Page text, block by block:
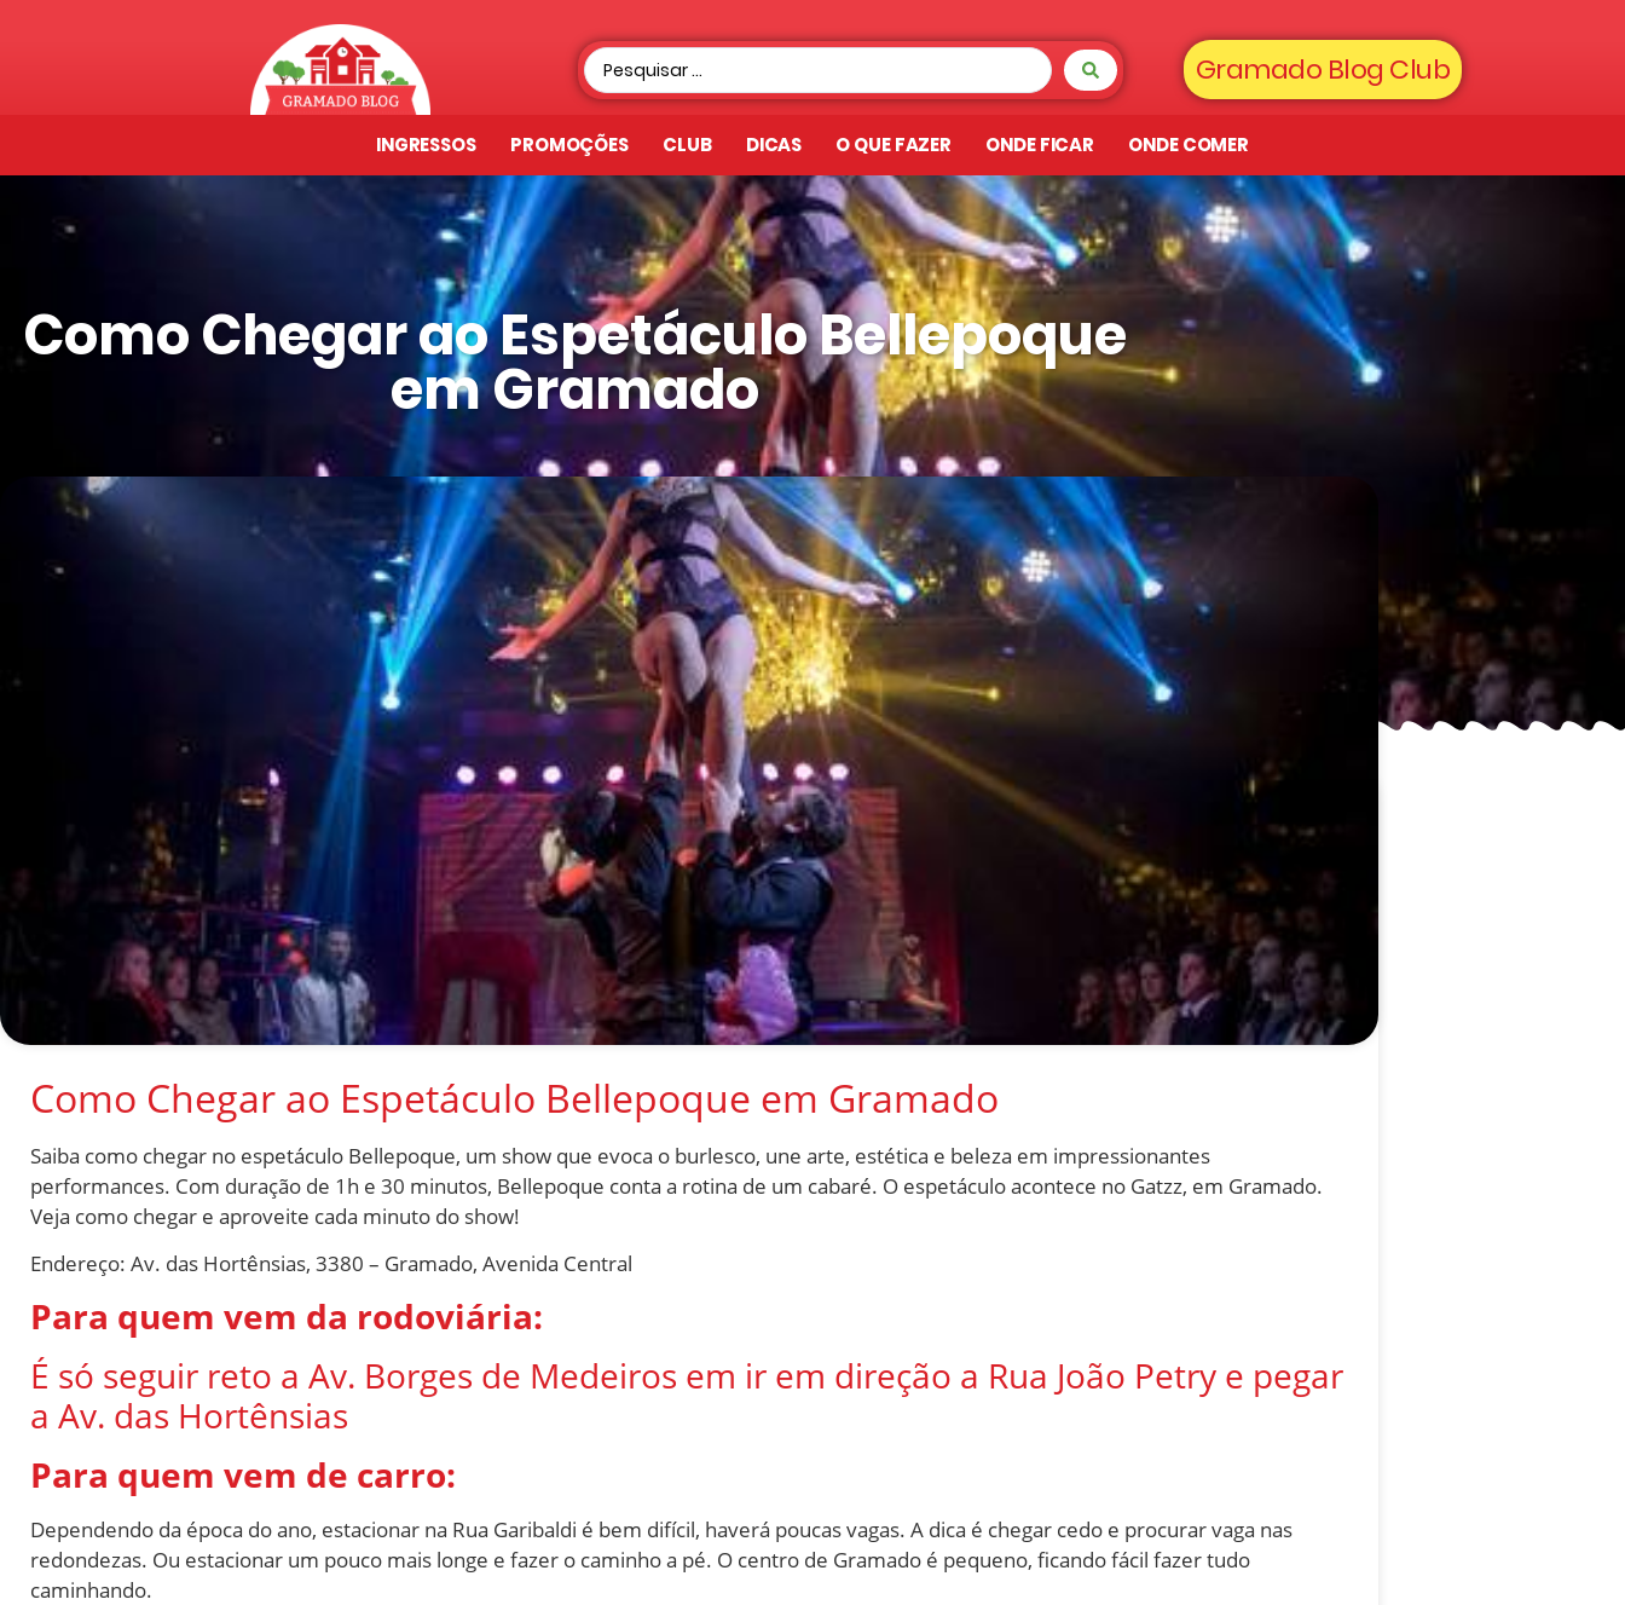
Gramado Blog Club
INGRESSOS PROMOÇÕES CLUB DICAS O QUE FAZER ONDE FICAR ONDE COMER
Como Chegar ao Espetáculo Bellepoque
em Gramado
Como Chegar ao Espetáculo Bellepoque em Gramado
Saiba como chegar no espetáculo Bellepoque, um show que evoca o burlesco, une arte, estética e beleza em impressionantes
performances. Com duração de 1h e 30 minutos, Bellepoque conta a rotina de um cabaré. O espetáculo acontece no Gatzz, em Gramado.
Veja como chegar e aproveite cada minuto do show!
Endereço: Av. das Hortênsias, 3380 – Gramado, Avenida Central
Para quem vem da rodoviária:
É só seguir reto a Av. Borges de Medeiros em ir em direção a Rua João Petry e pegar
a Av. das Hortênsias
Para quem vem de carro:
Dependendo da época do ano, estacionar na Rua Garibaldi é bem difícil, haverá poucas vagas. A dica é chegar cedo e procurar vaga nas
redondezas. Ou estacionar um pouco mais longe e fazer o caminho a pé. O centro de Gramado é pequeno, ficando fácil fazer tudo
caminhando.